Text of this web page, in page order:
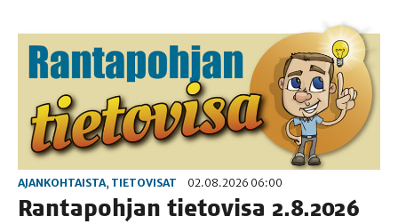
AJANKOHTAISTA, TIETOVISAT 02.08.2026 06:00
Ran­ta­poh­jan tie­to­vi­sa 2.8.2026